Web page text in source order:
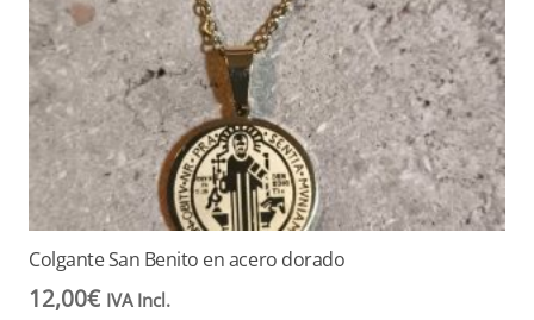
Colgante San Benito en acero dorado
12,00€ IVA Incl.